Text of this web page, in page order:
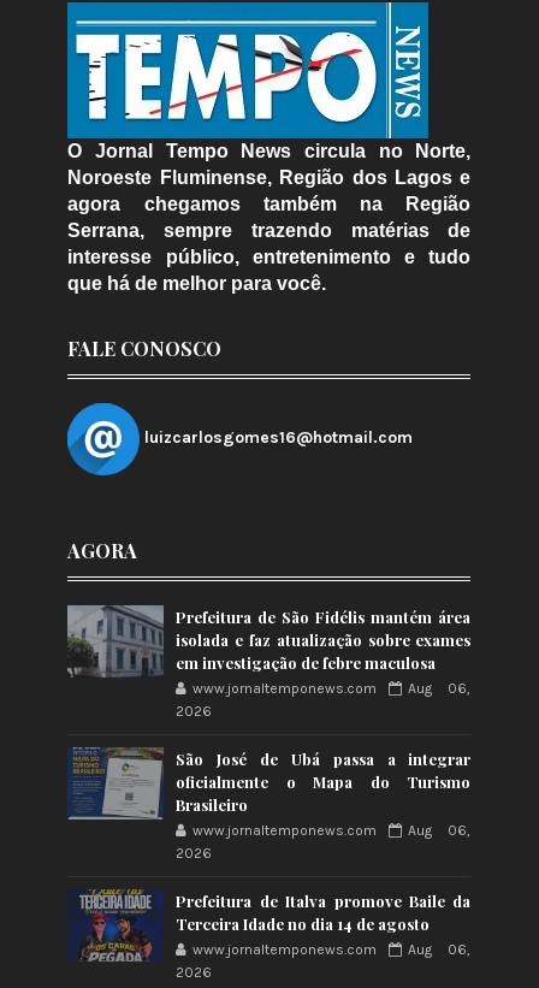
O Jornal Tempo News circula no Norte,
Noroeste Fluminense, Região dos Lagos e
agora chegamos também na Região
Serrana, sempre trazendo matérias de
interesse público, entretenimento e tudo
que há de melhor para você.
FALE CONOSCO
luizcarlosgomes16@hotmail.com
AGORA
Prefeitura de São Fidélis mantém área
isolada e faz atualização sobre exames
em investigação de febre maculosa
www.jornaltemponews.com
Aug 06,
2026
São José de Ubá passa a integrar
oficialmente o Mapa do Turismo
Brasileiro
www.jornaltemponews.com
Aug 06,
2026
Prefeitura de Italva promove Baile da
Terceira Idade no dia 14 de agosto
www.jornaltemponews.com
Aug 06,
2026